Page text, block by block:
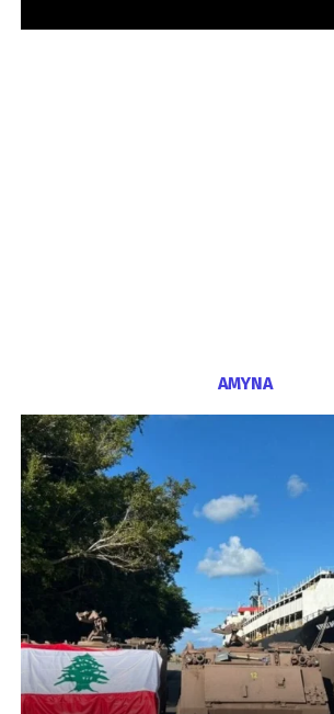
ΑΜΥΝΑ